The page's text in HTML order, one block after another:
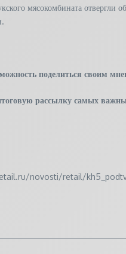
мясокомбината отвергли
поделиться своим
рассылку самых
novosti/retail/